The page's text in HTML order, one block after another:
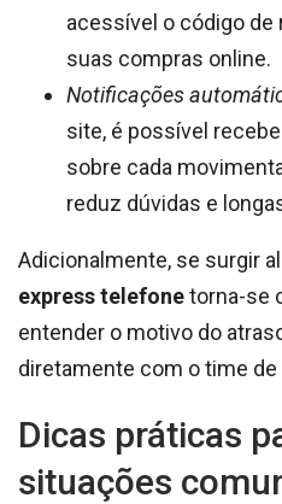
acessível o código
suas compras online.
Notificações
site, é possível
sobre cada
reduz dúvidas e
Adicionalmente, se surgir
express telefonetorna-se
entender o motivo do
diretamente com o time
Dicas práticas
situações